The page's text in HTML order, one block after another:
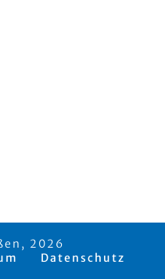
2026
Datenschutz